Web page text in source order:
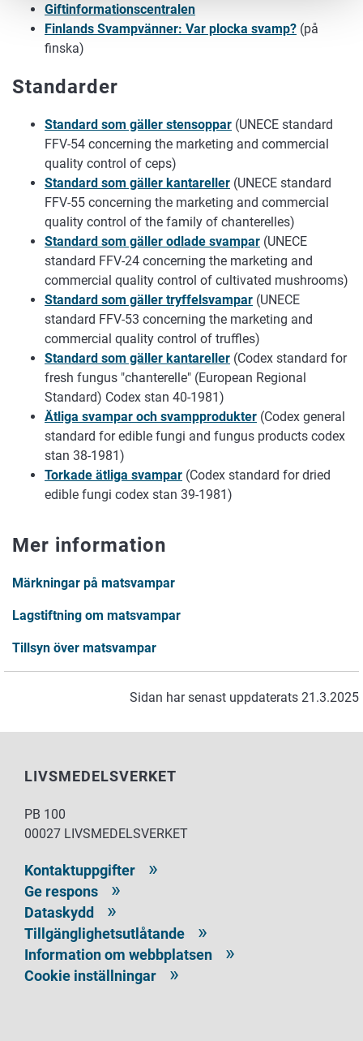
Giftinformationscentralen
Finlands Svampvänner: Var plocka svamp? (på
finska)
Standarder
Standard som gäller stensoppar (UNECE standard
FFV-54 concerning the marketing and commercial
quality control of ceps)
Standard som gäller kantareller (UNECE standard
FFV-55 concerning the marketing and commercial
quality control of the family of chanterelles)
Standard som gäller odlade svampar (UNECE
standard FFV-24 concerning the marketing and
commercial quality control of cultivated mushrooms)
Standard som gäller tryffelsvampar (UNECE
standard FFV-53 concerning the marketing and
commercial quality control of truffles)
Standard som gäller kantareller (Codex standard for
fresh fungus "chanterelle" (European Regional
Standard) Codex stan 40-1981)
Ätliga svampar och svampprodukter (Codex general
standard for edible fungi and fungus products codex
stan 38-1981)
Torkade ätliga svampar (Codex standard for dried
edible fungi codex stan 39-1981)
Mer information
Märkningar på matsvampar
Lagstiftning om matsvampar
Tillsyn över matsvampar
Sidan har senast uppdaterats 21.3.2025
LIVSMEDELSVERKET
PB 100
00027 LIVSMEDELSVERKET
Kontaktuppgifter
Ge respons
Dataskydd
Tillgänglighetsutlåtande
Information om webbplatsen
Cookie inställningar